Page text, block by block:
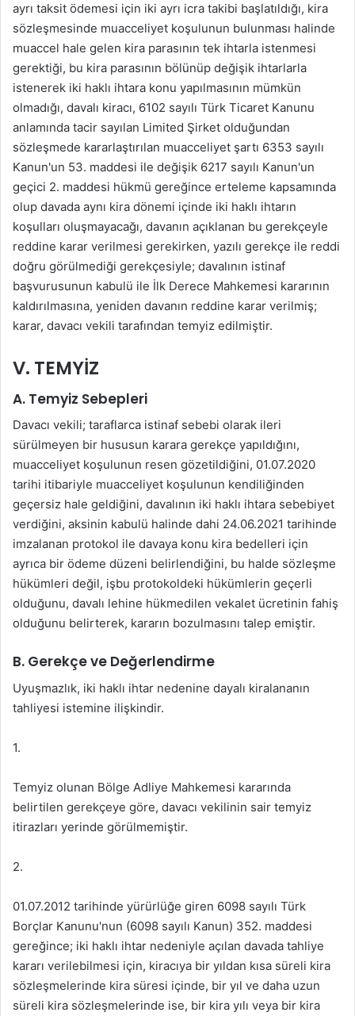
ayrı taksit ödemesi için iki ayrı icra takibi başlatıldığı, kira
sözleşmesinde muacceliyet koşulunun bulunması halinde
muaccel hale gelen kira parasının tek ihtarla istenmesi
gerektiği, bu kira parasının bölünüp değişik ihtarlarla
istenerek iki haklı ihtara konu yapılmasının mümkün
olmadığı, davalı kiracı, 6102 sayılı Türk Ticaret Kanunu
anlamında tacir sayılan Limited Şirket olduğundan
sözleşmede kararlaştırılan muacceliyet şartı 6353 sayılı
Kanun'un 53. maddesi ile değişik 6217 sayılı Kanun'un
geçici 2. maddesi hükmü gereğince erteleme kapsamında
olup davada aynı kira dönemi içinde iki haklı ihtarın
koşulları oluşmayacağı, davanın açıklanan bu gerekçeyle
reddine karar verilmesi gerekirken, yazılı gerekçe ile reddi
doğru görülmediği gerekçesiyle; davalının istinaf
başvurusunun kabulü ile İlk Derece Mahkemesi kararının
kaldırılmasına, yeniden davanın reddine karar verilmiş;
karar, davacı vekili tarafından temyiz edilmiştir.
V. TEMYİZ
A. Temyiz Sebepleri
Davacı vekili; taraflarca istinaf sebebi olarak ileri
sürülmeyen bir hususun karara gerekçe yapıldığını,
muacceliyet koşulunun resen gözetildiğini, 01.07.2020
tarihi itibariyle muacceliyet koşulunun kendiliğinden
geçersiz hale geldiğini, davalının iki haklı ihtara sebebiyet
verdiğini, aksinin kabulü halinde dahi 24.06.2021 tarihinde
imzalanan protokol ile davaya konu kira bedelleri için
ayrıca bir ödeme düzeni belirlendiğini, bu halde sözleşme
hükümleri değil, işbu protokoldeki hükümlerin geçerli
olduğunu, davalı lehine hükmedilen vekalet ücretinin fahiş
olduğunu belirterek, kararın bozulmasını talep emiştir.
B. Gerekçe ve Değerlendirme
Uyuşmazlık, iki haklı ihtar nedenine dayalı kiralananın
tahliyesi istemine ilişkindir.
1.
Temyiz olunan Bölge Adliye Mahkemesi kararında
belirtilen gerekçeye göre, davacı vekilinin sair temyiz
itirazları yerinde görülmemiştir.
2.
01.07.2012 tarihinde yürürlüğe giren 6098 sayılı Türk
Borçlar Kanunu'nun (6098 sayılı Kanun) 352. maddesi
gereğince; iki haklı ihtar nedeniyle açılan davada tahliye
kararı verilebilmesi için, kiracıya bir yıldan kısa süreli kira
sözleşmelerinde kira süresi içinde, bir yıl ve daha uzun
süreli kira sözleşmelerinde ise, bir kira yılı veya bir kira